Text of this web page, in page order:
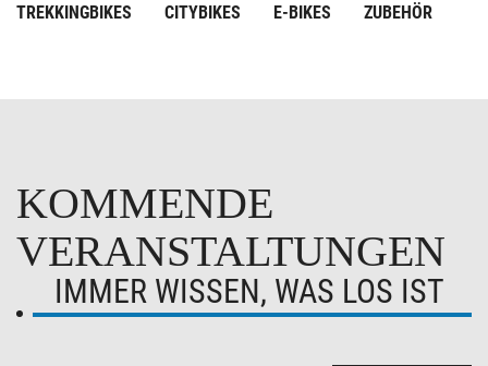
TREKKINGBIKES CITYBIKES E-BIKES ZUBEHÖR
KOMMENDE
VERANSTALTUNGEN
IMMER WISSEN, WAS LOS IST